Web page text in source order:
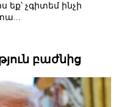
եք՝ չգիտեմ ինչի
բաժնից